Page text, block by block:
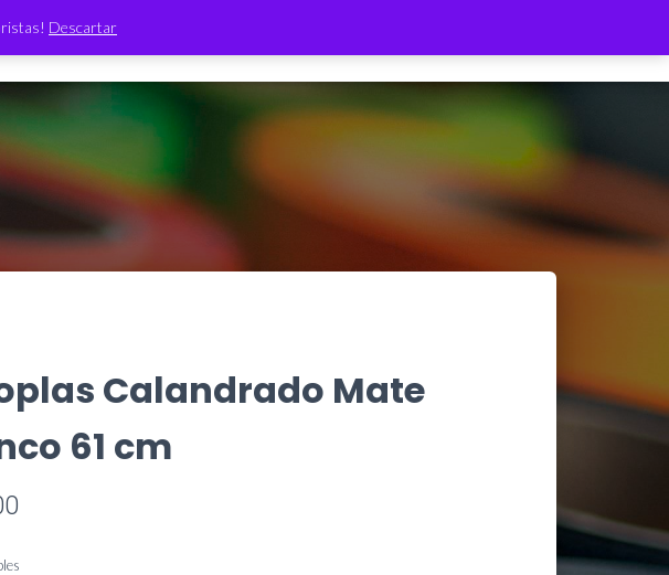
Descartar
TIENDA
Calandrado Mate
61 cm